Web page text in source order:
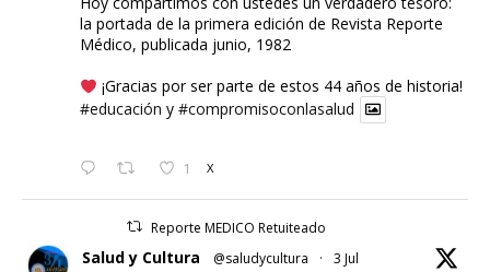
la portada de la primera edición de Revista Reporte
Médico, publicada junio, 1982
¡Gracias por ser parte de estos 44 años de historia!
#educación y #compromisoconlasalud
1 X
Reporte MEDICO Retuiteado
Salud y Cultura @saludycultura · 3 Jul